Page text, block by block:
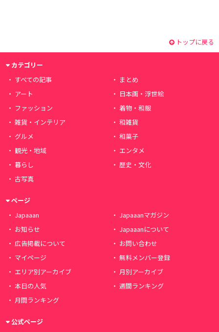
トップに戻る
カテゴリー
すべての記事
まとめ
アート
日本画・浮世絵
ファッション
着物・和服
雑貨・インテリア
和雑貨
グルメ
和菓子
観光・地域
エンタメ
暮らし
歴史・文化
古写真
ページ
Japaaan
Japaaanマガジン
お知らせ
Japaaanについて
広告掲載について
お問い合わせ
マイページ
無料メンバー登録
エリア別アーカイブ
月別アーカイブ
本日の人気
週間ランキング
月間ランキング
公式ページ